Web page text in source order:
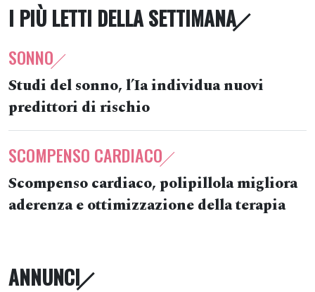
I PIÙ LETTI DELLA SETTIMANA
SONNO
Studi del sonno, l’Ia individua nuovi
predittori di rischio
SCOMPENSO CARDIACO
Scompenso cardiaco, polipillola migliora
aderenza e ottimizzazione della terapia
ANNUNCI